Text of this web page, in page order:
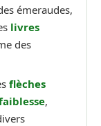
émeraudes,
livres
des
flèches
,